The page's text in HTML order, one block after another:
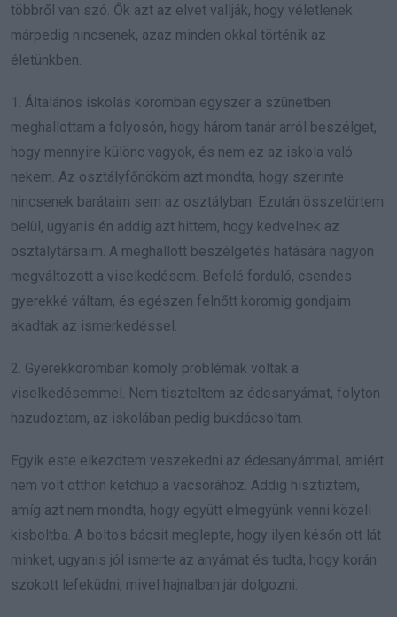
többről van szó. Ők azt az elvet vallják, hogy véletlenek
márpedig nincsenek, azaz minden okkal történik az
életünkben.
1. Általános iskolás koromban egyszer a szünetben
meghallottam a folyosón, hogy három tanár arról beszélget,
hogy mennyire különc vagyok, és nem ez az iskola való
nekem. Az osztályfőnököm azt mondta, hogy szerinte
nincsenek barátaim sem az osztályban. Ezután összetörtem
belül, ugyanis én addig azt hittem, hogy kedvelnek az
osztálytársaim. A meghallott beszélgetés hatására nagyon
megváltozott a viselkedésem. Befelé forduló, csendes
gyerekké váltam, és egészen felnőtt koromig gondjaim
akadtak az ismerkedéssel.
2. Gyerekkoromban komoly problémák voltak a
viselkedésemmel. Nem tiszteltem az édesanyámat, folyton
hazudoztam, az iskolában pedig bukdácsoltam.
Egyik este elkezdtem veszekedni az édesanyámmal, amiért
nem volt otthon ketchup a vacsorához. Addig hisztiztem,
amíg azt nem mondta, hogy együtt elmegyünk venni közeli
kisboltba. A boltos bácsit meglepte, hogy ilyen későn ott lát
minket, ugyanis jól ismerte az anyámat és tudta, hogy korán
szokott lefeküdni, mivel hajnalban jár dolgozni.